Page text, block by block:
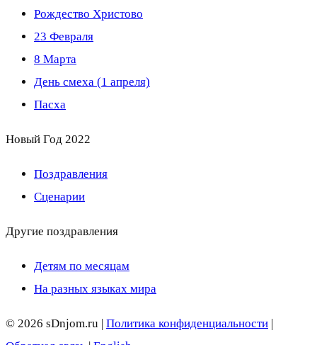
Рождество Христово
23 Февраля
8 Марта
День смеха (1 апреля)
Пасха
Новый Год 2022
Поздравления
Сценарии
Другие поздравления
Детям по месяцам
На разных языках мира
© 2026 sDnjom.ru | Политика конфиденциальности |